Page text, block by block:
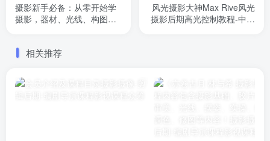
摄影新手必备：从零开始学
摄影，器材、光线、构图、
风光摄影大神Max Rive风光
摄影后期高光控制教程-中英
相关推荐